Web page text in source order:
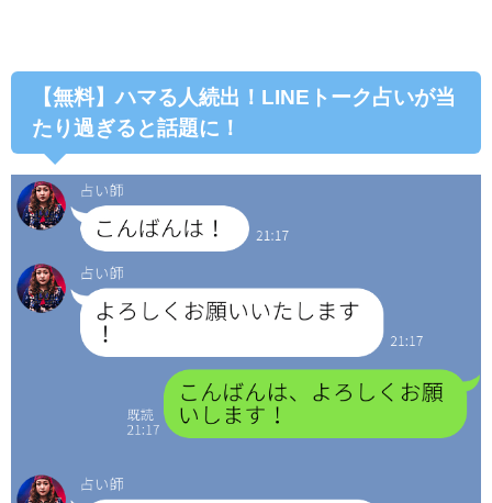
【無料】ハマる人続出！LINEトーク占いが当
たり過ぎると話題に！